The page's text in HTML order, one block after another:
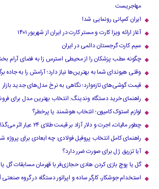
مهاجریست
ایران کمپانی رونمایی شد!
آغاز ارائه ویزا کارت و مستر کارت در ایران از شهریور ۱۴۰۱
سیم کارت گرجستان دائمی در ایران
چگونه مطب پزشکان را از محیطی استرس زا به فضای آرام
وقتی هیوندای شما به بهترین‌ها نیاز دارد؛ آرامش را به جاده
قیمت گوشی‌های تازه‌وارد؛ نگاهی به نرخ مدل‌های جدید بازار
راهنمای خرید دستگاه وندینگ: انتخاب بهترین مدل برای
لوازم استوک کامیون؛ انتخاب هوشمند یا پرخطر؟
چطور مالیات، اجرت و دلار آزاد بر قیمت طلای ۲۴ عیار اثر می‌گذارد؟
راهنمای کامل انتخاب پروفیل فولادی: چه ابعادی برای
آیا تزریق ژل برای صورت ضرر دارد​؟
گل یا پوچ بازی کردن هادی حجازی‌فر با قهرمان مسابقات گل
استخدام جوشکار، کارگر ساده و اپراتور دستگاه در گروه صنعتی